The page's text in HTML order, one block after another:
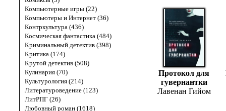
Компьютерные игры (22)
Компьютеры и Интернет (36)
Контркультура (436)
Космическая фантастика (484)
Криминальный детектив (398)
Критика (174)
Крутой детектив (508)
Кулинария (70)
Культурология (214)
Литературоведение (123)
ЛитРПГ (26)
Любовный роман (1618)
Протокол для
гувернантки
Лавенан Гийом